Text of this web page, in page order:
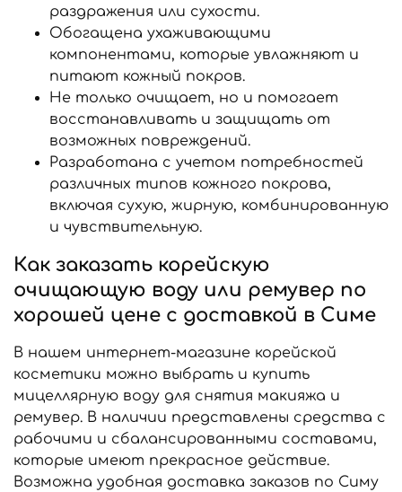
раздражения или сухости.
Обогащена ухаживающими
компонентами, которые увлажняют и
питают кожный покров.
Не только очищает, но и помогает
восстанавливать и защищать от
возможных повреждений.
Разработана с учетом потребностей
различных типов кожного покрова,
включая сухую, жирную, комбинированную
и чувствительную.
Как заказать корейскую
очищающую воду или ремувер по
хорошей цене с доставкой в Симе
В нашем интернет-магазине корейской
косметики можно выбрать и купить
мицеллярную воду для снятия макияжа и
ремувер. В наличии представлены средства с
рабочими и сбалансированными составами,
которые имеют прекрасное действие.
Возможна удобная доставка заказов по Симу